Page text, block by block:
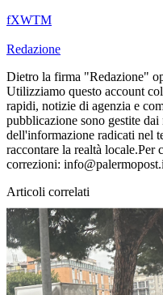
fXWTM
Redazione
Dietro la firma "Redazione"
Utilizziamo questo account
rapidi, notizie di agenzia e
pubblicazione sono gestite
dell'informazione radicati nel
raccontare la realtà locale.Per
correzioni:
Articoli correlati